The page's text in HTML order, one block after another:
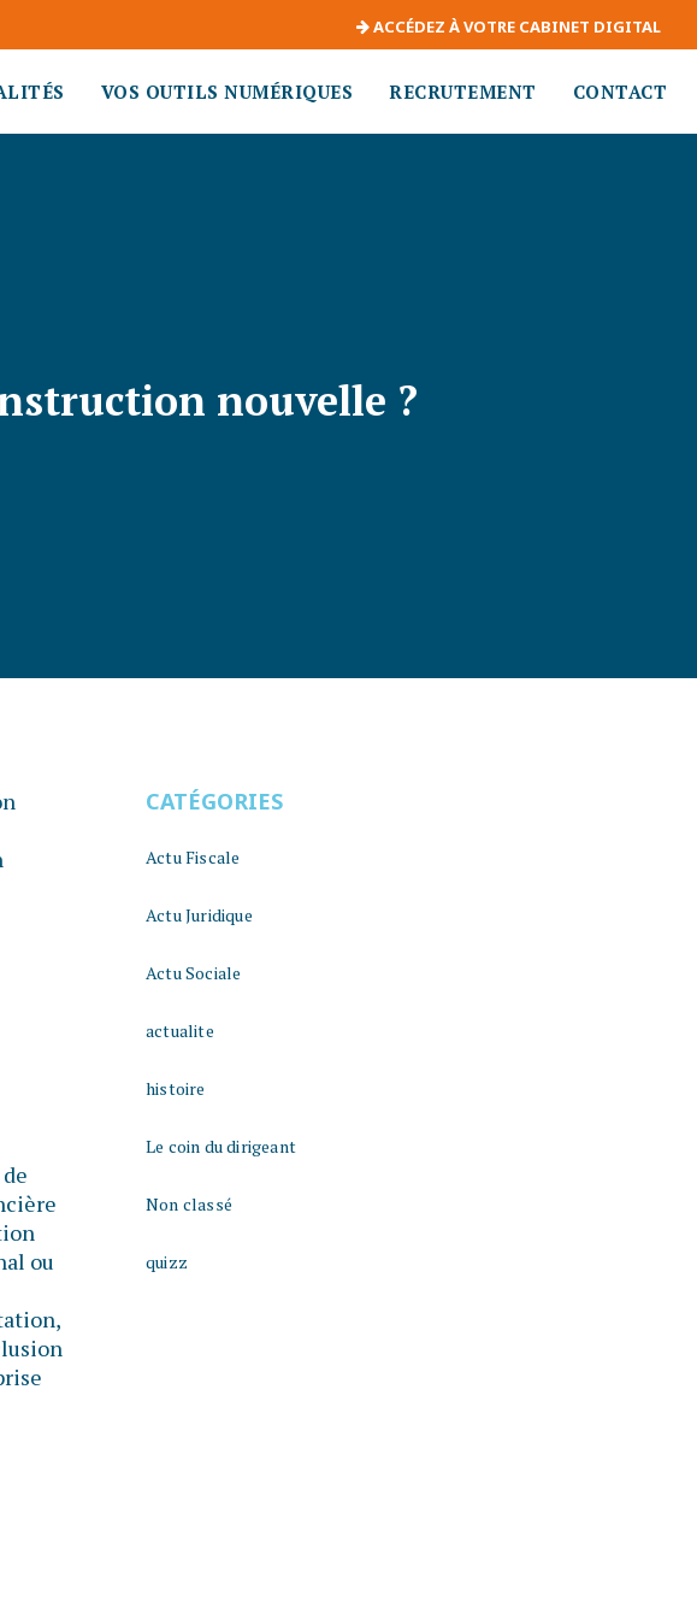
ACCÉDEZ À VOTRE CABINET DIGITAL
VOS OUTILS NUMÉRIQUES RECRUTEMENT CONTACT
nouvelle ?
ou
CATÉGORIES
Actu Fiscale
Actu Juridique
Actu Sociale
actualite
histoire
Le coin du dirigeant
Non classé
quizz